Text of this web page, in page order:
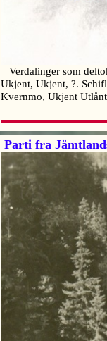
Verdalinger som
Ukjent, Ukjent, ?.
Kvernmo, Ukjent
Parti fra